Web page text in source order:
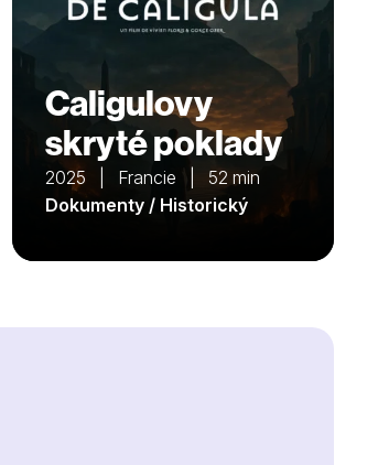
Caligulovy
skryté poklady
2025 | Francie | 52 min
Dokumenty / Historický